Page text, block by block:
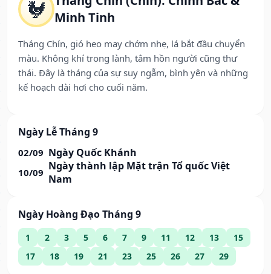
🐓
Minh Tinh
Tháng Chín, gió heo may chớm nhẹ, lá bắt đầu chuyển
màu. Không khí trong lành, tâm hồn người cũng thư
thái. Đây là tháng của sự suy ngẫm, bình yên và những
kế hoạch dài hơi cho cuối năm.
Ngày Lễ Tháng 9
02/09 Ngày Quốc Khánh
10/09 Ngày thành lập Mặt trận Tổ quốc Việt
Nam
Ngày Hoàng Đạo Tháng 9
1 2 3 5 6 7 9 11 12 13
15
17
18 19 21 23 25 26 27 29